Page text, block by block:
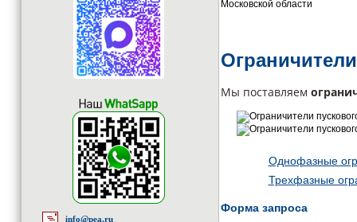
info@pea.ru
Московской области
Мы поставляем
Однофазные
Трехфазные
Форма запроса